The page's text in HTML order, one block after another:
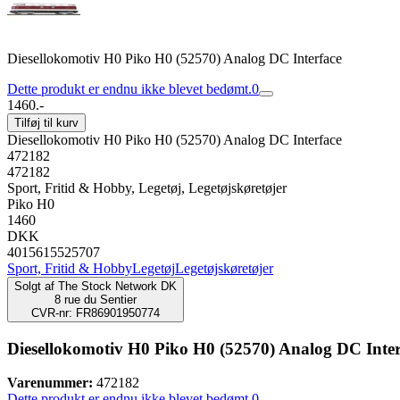
Diesellokomotiv H0 Piko H0 (52570) Analog DC Interface
Dette produkt er endnu ikke blevet bedømt.0
1460.-
Tilføj til kurv
Diesellokomotiv H0 Piko H0 (52570) Analog DC Interface
472182
472182
Sport, Fritid & Hobby, Legetøj, Legetøjskøretøjer
Piko H0
1460
DKK
4015615525707
Sport, Fritid & HobbyLegetøjLegetøjskøretøjer
Solgt af The Stock Network DK
8 rue du Sentier
CVR-nr: FR86901950774
Diesellokomotiv H0 Piko H0 (52570) Analog DC
Varenummer: 472182